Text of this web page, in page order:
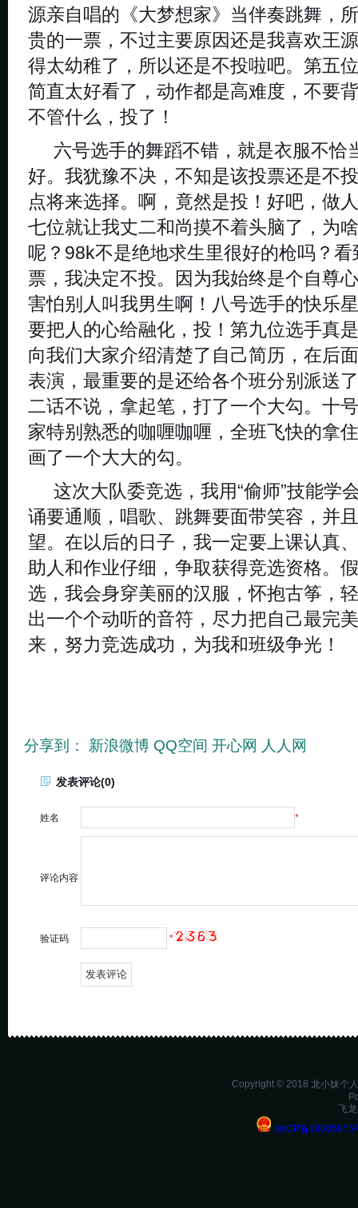
源亲自唱的《大梦想家》当伴奏跳舞，
贵的一票，不过主要原因还是我喜欢王
得太幼稚了，所以还是不投啦吧。第五
简直太好看了，动作都是高难度，不要
不管什么，投了！
六号选手的舞蹈不错，就是衣服不恰
好。我犹豫不决，不知是该投票还是不
点将来选择。啊，竟然是投！好吧，做
七位就让我丈二和尚摸不着头脑了，为
呢？ 98k不是绝地求生里很好的枪吗？
票，我决定不投。因为我始终是个自尊
害怕别人叫我男生啊！八号选手的快乐
要把人的心给融化，投！第九位选手真
向我们大家介绍清楚了自己简历，在后
表演，最重要的是还给各个班分别派送
二话不说，拿起笔，打了一个大勾。十
家特别熟悉的咖喱咖喱，全班飞快的拿
画了一个大大的勾。
这次大队委竞选，我用“偷师”技能学
诵要通顺，唱歌、跳舞要面带笑容，并
望。在以后的日子，我一定要上课认真
助人和作业仔细，争取获得竞选资格。
选，我会身穿美丽的汉服，怀抱古筝，
出一个个动听的音符，尽力把自己最完
来，努力竞选成功，为我和班级争光！
分享到： 新浪微博 QQ空间 开心网 人人网
发表评论(0)
姓名 *
评论内容
验证码 *
Copyright © 2018 龙小妹个
飞
渝ICP备18005675